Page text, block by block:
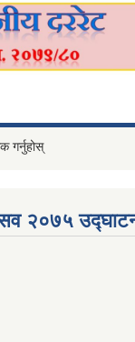
गर्नुहोस्
२०७५